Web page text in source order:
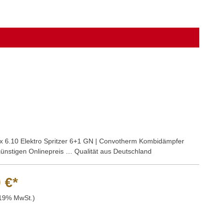
6.10 Elektro Spritzer 6+1 GN | Convotherm Kombidämpfer
Onlinepreis … Qualität aus Deutschland
€*
MwSt.)